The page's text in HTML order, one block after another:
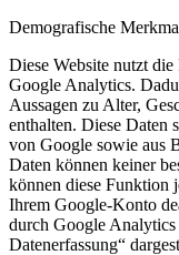
Demografische
Diese Website nutzt
Google Analytics.
Aussagen zu Alter,
enthalten. Diese Daten
von Google sowie aus
Daten können keiner
können diese Funktion
Ihrem Google-Konto
durch Google
Datenerfassung“